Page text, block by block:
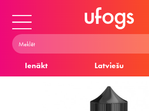
Ienākt Latviešu